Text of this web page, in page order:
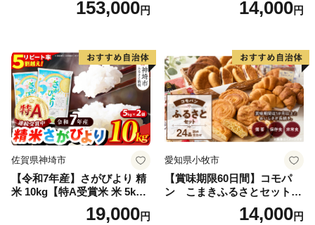
ークイーン 米5kg 福島 福島
福島県 南相馬市 cu006-ae
153,000円
味しい炊き方ガイド付き）
14,000円
佐賀県神埼市
【令和7年産】さがびより 精
米 10kg【特A受賞米 米 5kg×
2袋 お米 コメ こめ 国産 美味
しい ブランド米 人気 ランキ
19,000円
愛知県小牧市
【賞味期限60日間】コモパ
ン こまきふるさとセット
（24個入り）／災害用備蓄
保存食 非常食 防災グッズに
14,000円